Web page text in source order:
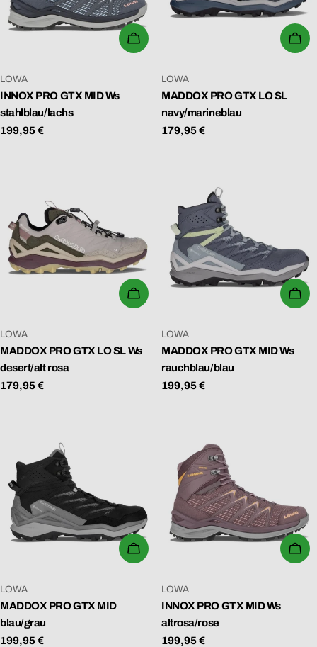
WÄHLEN SIE OPTIONEN
VERKÄUFER:
LOWA
INNOX PRO GTX MID Ws
stahlblau/lachs
Regulärer
199,95 €
VERKÄUFER:
LOWA
MADDOX PRO GTX LO SL
navy/marineblau
Regulärer
179,95 €
WÄHLEN SIE OPTIONEN
VERKÄUFER:
LOWA
MADDOX PRO GTX LO SL Ws
desert/alt rosa
Regulärer
179,95 €
VERKÄUFER:
LOWA
MADDOX PRO GTX MID Ws
rauchblau/blau
Regulärer
199,95 €
WÄHLEN SIE OPTIONEN
VERKÄUFER:
LOWA
MADDOX PRO GTX MID
blau/grau
Regulärer
199,95 €
VERKÄUFER:
LOWA
INNOX PRO GTX MID Ws
altrosa/rose
Regulärer
199,95 €